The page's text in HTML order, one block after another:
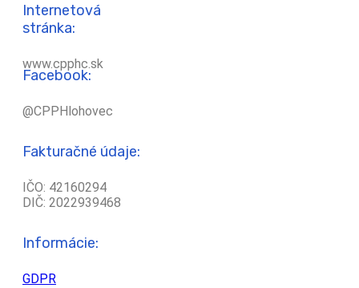
Internetová
stránka:
www.cpphc.sk
Facebook:
@CPPHlohovec
Fakturačné údaje:
IČO: 42160294
DIČ: 2022939468
Informácie:
GDPR